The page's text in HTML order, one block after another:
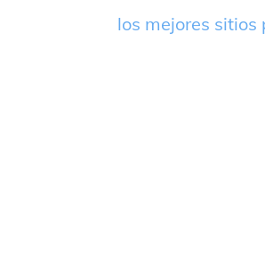
los mejores sitios